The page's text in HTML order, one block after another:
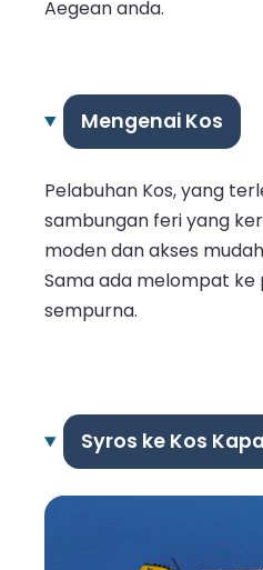
Aegean anda.
Mengenai Kos
Pelabuhan Kos, yang
sambungan feri yang
moden dan akses
Sama ada melompat ke
sempurna.
Syros ke Kos